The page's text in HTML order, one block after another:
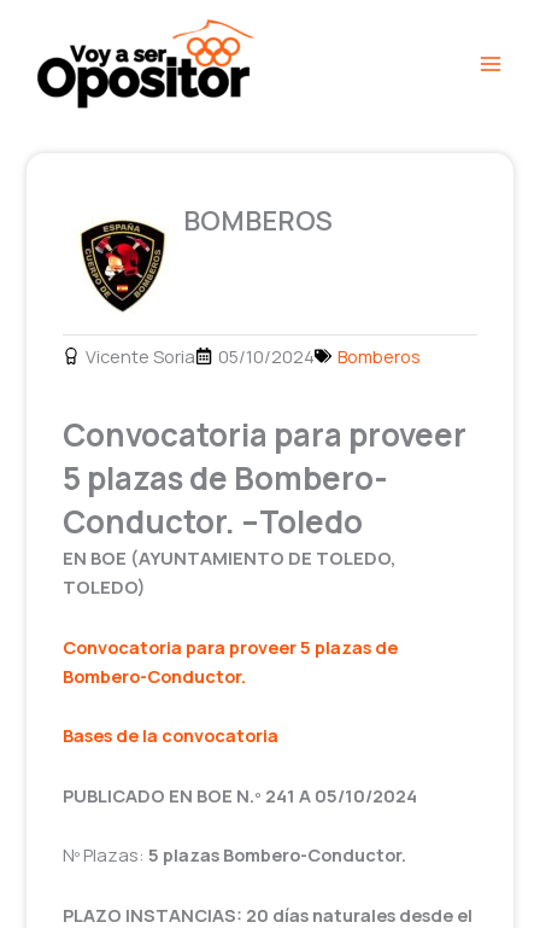
contenido
BOMBEROS
Vicente Soria 05/10/2024 Bomberos
Convocatoria para proveer
5 plazas de Bombero-
Conductor. –Toledo
EN BOE (AYUNTAMIENTO DE TOLEDO,
TOLEDO)
Convocatoria para proveer 5 plazas de
Bombero-Conductor.
Bases de la convocatoria
PUBLICADO EN BOE N.º 241 A 05/10/2024
Nº Plazas:5 plazas Bombero-Conductor.
PLAZO INSTANCIAS: 20 días naturales desde el